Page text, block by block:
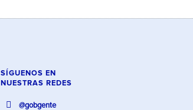
SÍGUENOS EN
NUESTRAS REDES
@gobgente